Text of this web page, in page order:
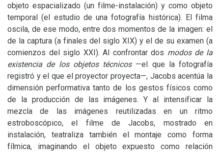
objeto espacializado (un filme-instalación) y como objeto
temporal (el estudio de una fotografía histórica). El filma
oscila, de ese modo, entre dos momentos de la imagen: el
de la captura (a finales del siglo XIX) y el de su examen (a
comienzos del siglo XXI). Al confrontar dos modos de la
existencia de los objetos técnicos—el que la fotografía
registró y el que el proyector proyecta—, Jacobs acentúa la
dimensión performativa tanto de los gestos físicos como
de la producción de las imágenes. Y al intensificar la
mezcla de las imágenes reutilizadas en un ritmo
estroboscópico, el filme de Jacobs, mostrado en
instalación, teatraliza también el montaje como forma
fílmica, imaginando el objeto expuesto como relación